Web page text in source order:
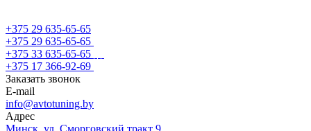
+375 29 635-65-65
+375 29 635-65-65
+375 33 635-65-65
+375 17 366-92-69
Заказать звонок
E-mail
info@avtotuning.by
Адрес
Минск, ул. Сморговский тракт 9